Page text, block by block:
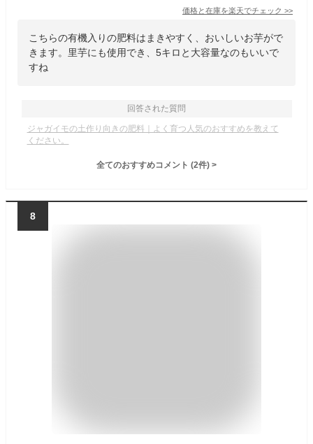
価格と在庫を楽天でチェック >>
こちらの有機入りの肥料はまきやすく、おいしいお芋がで
きます。里芋にも使用でき、5キロと大容量なのもいいで
すね
回答された質問
ジャガイモの土作り向きの肥料｜よく育つ人気のおすすめを教えて
ください。
全てのおすすめコメント (2件) >
8